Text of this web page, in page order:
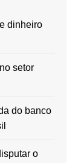
dinheiro
setor
do banco
o